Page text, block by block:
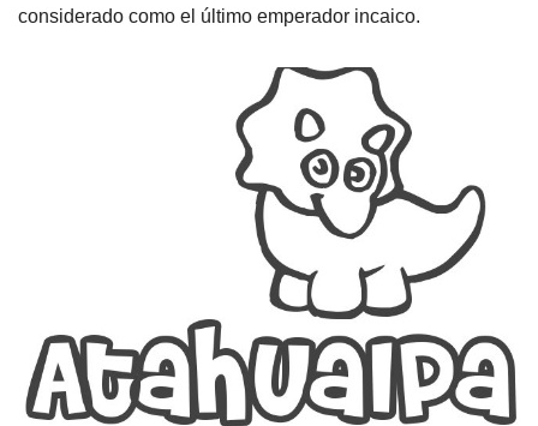
considerado como el último emperador incaico.